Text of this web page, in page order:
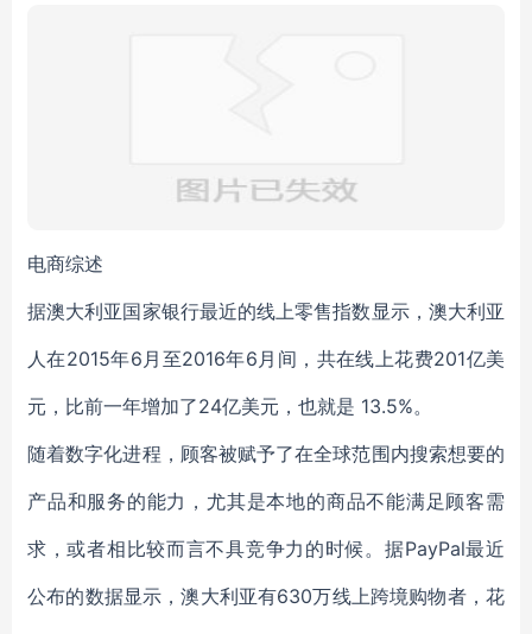
电商综述
据澳大利亚国家银行最近的线上零售指数显示，澳大利亚
人在2015年6月至2016年6月间，共在线上花费201亿美
元，比前一年增加了24亿美元，也就是 13.5%。
随着数字化进程，顾客被赋予了在全球范围内搜索想要的
产品和服务的能力，尤其是本地的商品不能满足顾客需
求，或者相比较而言不具竞争力的时候。据PayPal最近
公布的数据显示，澳大利亚有630万线上跨境购物者，花